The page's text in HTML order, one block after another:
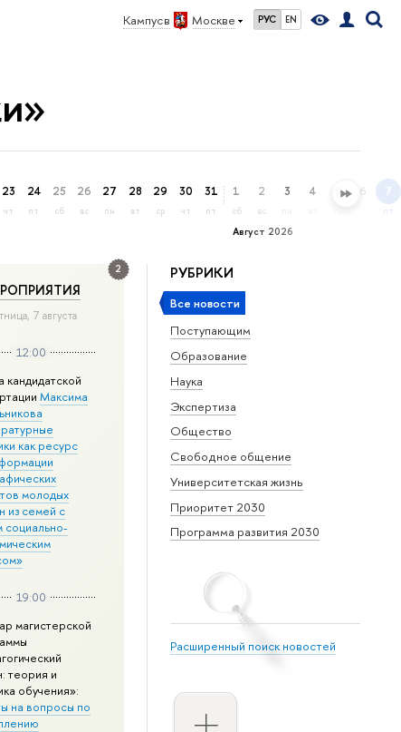
Кампус в Москве РУС EN
23
чт
24
пт
25
сб
26
вс
27
пн
28
вт
29
ср
30
чт
31
пт
Август 2026
1
сб
2
вс
3 4 5 6 7
пт
РУБРИКИ
Все новости
Поступающим
Образование
Наука
Экспертиза
Общество
Свободное общение
Университетская жизнь
Приоритет 2030
Программа развития 2030
Расширенный поиск новостей
2
7 августа
12:00
кандидатской
Максима
как ресурс
молодых
из семей с
социально-
19:00
магистерской
теория и
обучения»:
на вопросы по